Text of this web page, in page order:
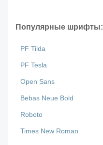
Популярные шрифты:
PF Tilda
PF Tesla
Open Sans
Bebas Neue Bold
Roboto
Times New Roman